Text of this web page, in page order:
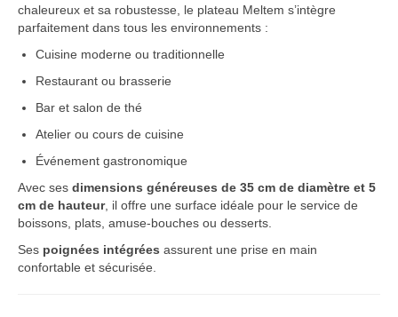
chaleureux et sa robustesse, le plateau Meltem s’intègre
parfaitement dans tous les environnements :
Cuisine moderne ou traditionnelle
Restaurant ou brasserie
Bar et salon de thé
Atelier ou cours de cuisine
Événement gastronomique
Avec ses dimensions généreuses de 35 cm de diamètre et 5
cm de hauteur, il offre une surface idéale pour le service de
boissons, plats, amuse-bouches ou desserts.
Ses poignées intégrées assurent une prise en main
confortable et sécurisée.